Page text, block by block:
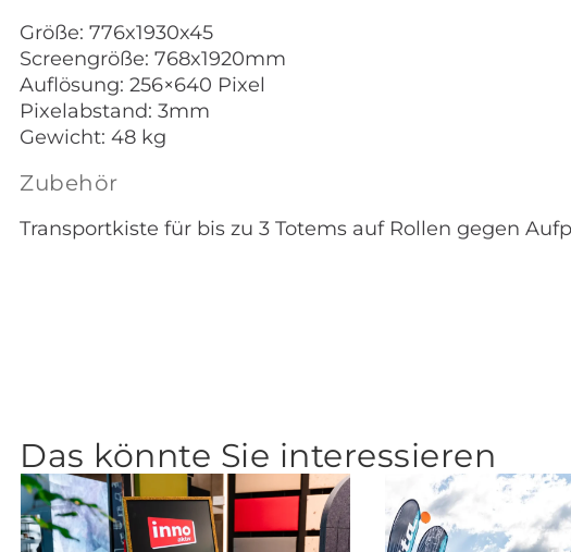
Größe: 776x1930x45
Screengröße: 768x1920mm
Auflösung: 256×640 Pixel
Pixelabstand: 3mm
Gewicht: 48 kg
Zubehör
Transportkiste für bis zu 3 Totems auf Rollen gegen
Das könnte Sie interessieren